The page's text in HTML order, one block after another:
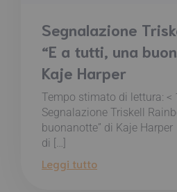
Segnalazione
“E a tutti, una
Kaje Harper
Tempo stimato di lettura: <
Segnalazione Triskell
buonanotte” di Kaje
di […]
Leggi tutto